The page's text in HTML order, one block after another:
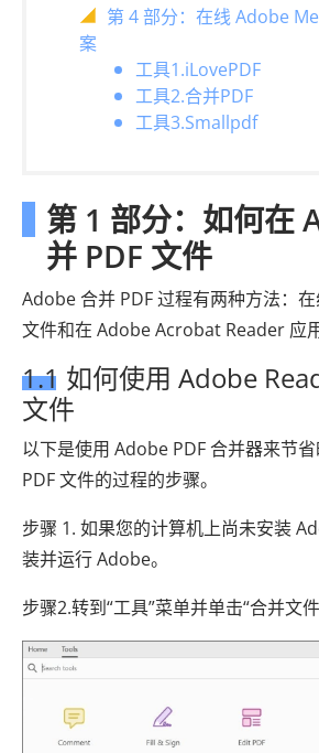
第 4 部分：在线 Adob​​e
案
工具1.iLovePDF
工具2.合并PDF
工具3.Smallpdf
第 1 部分：如何在
并 PDF 文件
Adobe 合并 PDF 过程有两种方法：
文件和在 Adob​​e Acrobat Reader 应
1.1 如何使用 Adob​​e
文件
以下是使用 Adob​​e PDF 合并器来节
PDF 文件的过程的步骤。
步骤 1. 如果您的计算机上尚未安装
装并运行 Adob​​e。
步骤2.转到“工具”菜单并单击“合并文件